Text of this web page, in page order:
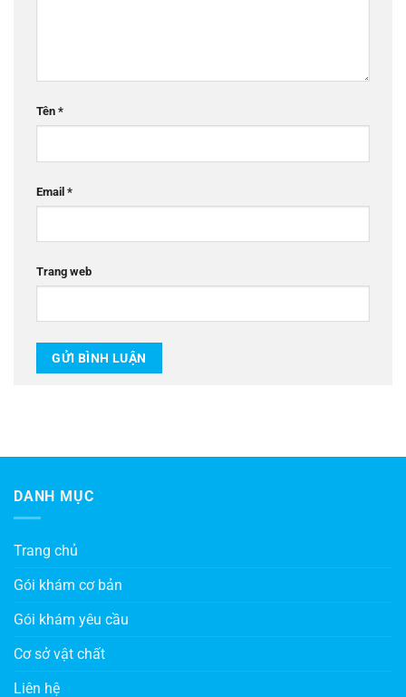
Tên *
Email *
Trang web
DANH MỤC
Trang chủ
Gói khám cơ bản
Gói khám yêu cầu
Cơ sở vật chất
Liên hệ